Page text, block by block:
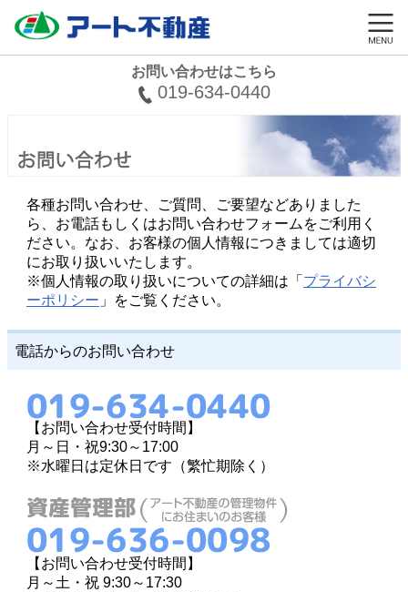
お問い合わせはこちら
019-634-0440
各種お問い合わせ、ご質問、ご要望などありました
ら、お電話もしくはお問い合わせフォームをご利用く
ださい。なお、お客様の個人情報につきましては適切
にお取り扱いいたします。
※個人情報の取り扱いについての詳細は「 プライバシ
ーポリシー 」をご覧ください。
電話からのお問い合わせ
【お問い合わせ受付時間】
月～日・祝9:30～17:00
※水曜日は定休日です（繁忙期除く）
【お問い合わせ受付時間】
月～土・祝 9:30～17:30